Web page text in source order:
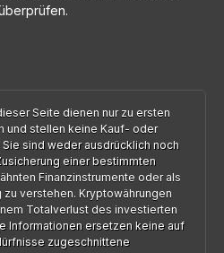
Seite dienen nur zu ersten
und stellen keine Kauf- oder
sind weder ausdrücklich noch
einer bestimmten
Finanzinstrumente oder als
verstehen. Kryptowährungen
Totalverlust des investierten
Informationen ersetzen keine auf
zugeschnittene